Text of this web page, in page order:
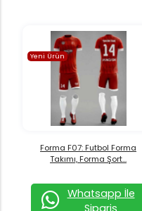
Yeni Ürün
Forma F07: Futbol Forma
Takımı, Forma Şort...
Whatsapp İle
Sipariş